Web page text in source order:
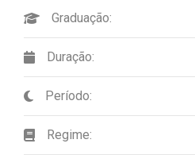
Graduação:
Duração:
Período:
Regime: